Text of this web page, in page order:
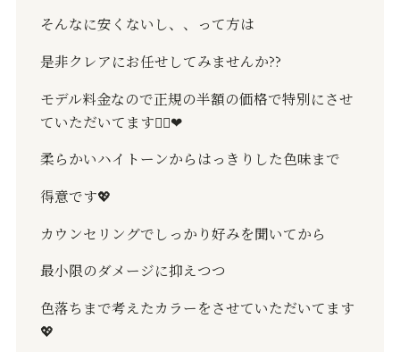
そんなに安くないし、、って方は
是非クレアにお任せしてみませんか??
モデル料金なので正規の半額の価格で特別にさせ
ていただいてます🙇‍♀️❤︎
柔らかいハイトーンからはっきりした色味まで
得意です💖
カウンセリングでしっかり好みを聞いてから
最小限のダメージに抑えつつ
色落ちまで考えたカラーをさせていただいてます
💖